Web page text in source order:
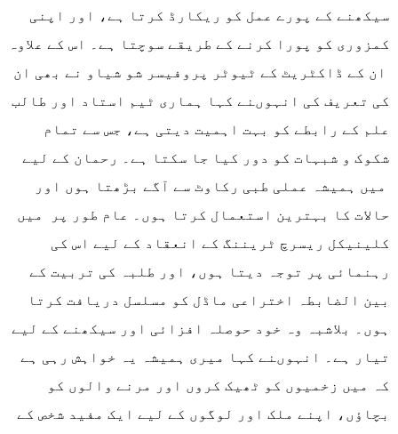
سیکھنے کے پورے عمل کو ریکارڈ کرتا ہے، اور اپنی
کمزوری کو پورا کرنے کے طریقے سوچتا ہے۔ اس کے علاوہ
ان کے ڈاکٹریٹ کے ٹیوٹر پروفیسر شو شیاو نے بھی ان
کی تعریف کی انہوںنے کہا ہماری ٹیم استاد اور طالب
علم کے رابطے کو بہت اہمیت دیتی ہے، جس سے تمام
شکوک و شبہات کو دور کیا جا سکتا ہے۔ رحمان کے لیے
میں ہمیشہ عملی طبی رکاوٹ سے آگے بڑھتا ہوں اور
حالات کا بہترین استعمال کرتا ہوں۔ عام طور پر میں
کلینیکل ریسرچ ٹریننگ کے انعقاد کے لیے اس کی
رہنمائی پر توجہ دیتا ہوں، اور طلبہ کی تربیت کے
بین الضابطہ اختراعی ماڈل کو مسلسل دریافت کرتا
ہوں۔ بلاشبہ وہ خود حوصلہ افزائی اور سیکھنے کے لیے
تیار ہے۔ انہوںنے کہا میری ہمیشہ یہ خواہش رہی ہے
کہ میں زخمیوں کو ٹھیک کروں اور مرنے والوں کو
بچاؤں، اپنے ملک اور لوگوں کے لیے ایک مفید شخص کے